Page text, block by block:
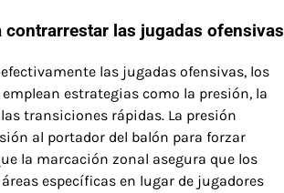
contrarrestar las jugadas ofensivas
las jugadas ofensivas, los
estrategias como la presión, la
transiciones rápidas. La presión
al portador del balón para forzar
la marcación zonal asegura que los
específicas en lugar de jugadores